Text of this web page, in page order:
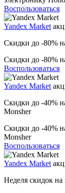
Воспользоваться
Yandex Market
Скидки до -80%
Скидки до -80%
Воспользоваться
Yandex Market
Скидки до -40%
Monsher
Скидки до -40%
Monsher
Воспользоваться
Yandex Market
Неделя скидок на